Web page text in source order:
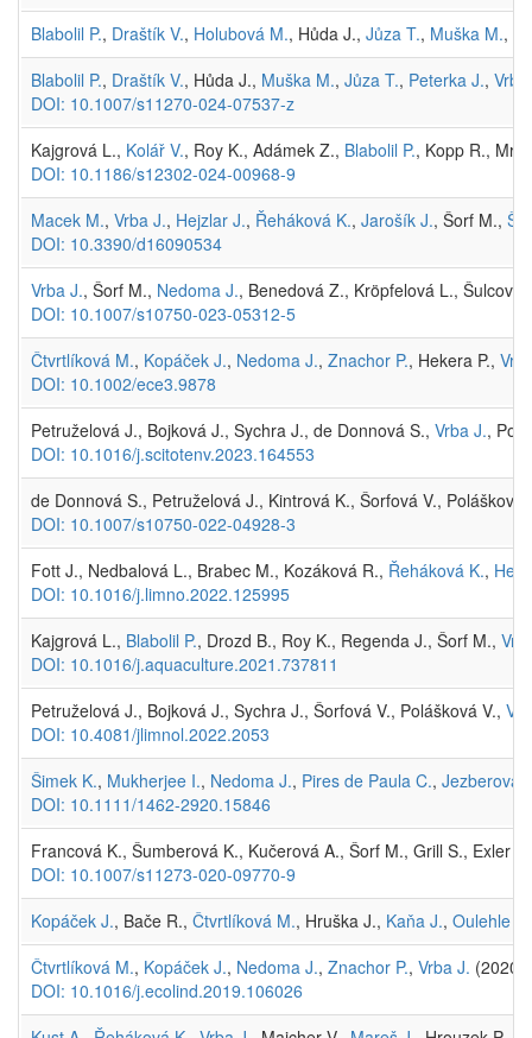
Blabolil P., Draštík V., Holubová M., Hůda J., Jůza T., Muška M.,
Blabolil P., Draštík V., Hůda J., Muška M., Jůza T., Peterka J.,
DOI: 10.1007/s11270-024-07537-z
Kajgrová L., Kolář V., Roy K., Adámek Z., Blabolil P., Kopp R.,
DOI: 10.1186/s12302-024-00968-9
Macek M., Vrba J., Hejzlar J., Řeháková K., Jarošík J., Šorf M.,
DOI: 10.3390/d16090534
Vrba J., Šorf M., Nedoma J., Benedová Z., Kröpfelová L.,
DOI: 10.1007/s10750-023-05312-5
Čtvrtlíková M., Kopáček J., Nedoma J., Znachor P., Hekera P.,
DOI: 10.1002/ece3.9878
Petruželová J., Bojková J., Sychra J., de Donnová S., Vrba J.,
DOI: 10.1016/j.scitotenv.2023.164553
de Donnová S., Petruželová J., Kintrová K., Šorfová V.,
DOI: 10.1007/s10750-022-04928-3
Fott J., Nedbalová L., Brabec M., Kozáková R., Řeháková K.,
DOI: 10.1016/j.limno.2022.125995
Kajgrová L., Blabolil P., Drozd B., Roy K., Regenda J., Šorf M.,
DOI: 10.1016/j.aquaculture.2021.737811
Petruželová J., Bojková J., Sychra J., Šorfová V., Polášková V.,
DOI: 10.4081/jlimnol.2022.2053
Šimek K., Mukherjee I., Nedoma J., Pires de Paula C., Jezberová
DOI: 10.1111/1462-2920.15846
Francová K., Šumberová K., Kučerová A., Šorf M., Grill S., Exler
DOI: 10.1007/s11273-020-09770-9
Kopáček J., Bače R., Čtvrtlíková M., Hruška J., Kaňa J., Oulehle F.
Čtvrtlíková M., Kopáček J., Nedoma J., Znachor P., Vrba J. (2020)
DOI: 10.1016/j.ecolind.2019.106026